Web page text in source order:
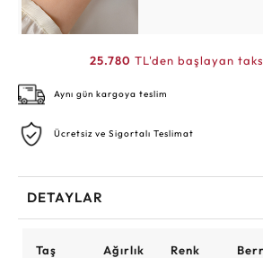
25.780 TL'den başlayan
Aynı gün kargoya teslim
Ücretsiz ve Sigortalı Teslimat
DETAYLAR
Taş Ağırlık Renk